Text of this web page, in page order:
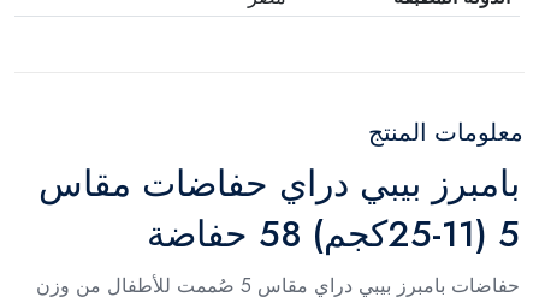
معلومات المنتج
بامبرز بيبي دراي حفاضات مقاس
5 (11-25كجم) 58 حفاضة
حفاضات بامبرز بيبي دراي مقاس 5 صُممت للأطفال من وزن